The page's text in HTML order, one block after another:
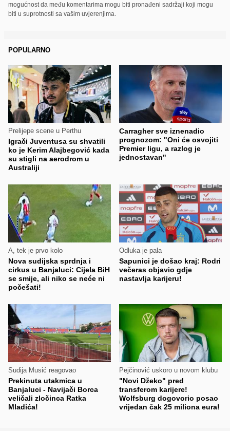
mogućnost da među komentarima mogu biti pronađeni sadržaji koji mogu
biti u suprotnosti sa vašim uvjerenjima.
POPULARNO
Prelijepe scene u Perthu
Igrači Juventusa su shvatili
ko je Kerim Alajbegović kada
su stigli na aerodrom u
Australiji
Carragher sve iznenadio
prognozom: "Oni će osvojiti
Premier ligu, a razlog je
jednostavan"
A, tek je prvo kolo
Nova sudijska sprdnja i
cirkus u Banjaluci: Cijela BiH
se smije, ali niko se neće ni
počešati!
Odluka je pala
Sapunici je došao kraj: Rodri
večeras objavio gdje
nastavlja karijeru!
Sudija Musić reagovao
Prekinuta utakmica u
Banjaluci - Navijači Borca
veličali zločinca Ratka
Mladića!
Pejčinović uskoro u novom klubu
"Novi Džeko" pred
transferom karijere!
Wolfsburg dogovorio posao
vrijedan čak 25 miliona eura!